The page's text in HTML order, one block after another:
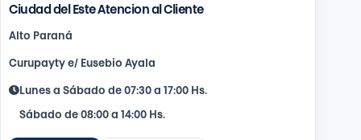
Ciudad del Este Atencion al Cliente
Alto Paraná
Curupayty e/ Eusebio Ayala
Lunes a Sábado de 07:30 a 17:00 Hs.
Sábado de 08:00 a 14:00 Hs.